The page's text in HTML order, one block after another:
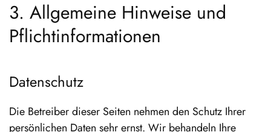
3. Allgemeine Hinweise und
Pflicht­informationen
Datenschutz
Die Betreiber dieser Seiten nehmen den Schutz Ihrer
persönlichen Daten sehr ernst. Wir behandeln Ihre